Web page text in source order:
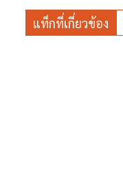
แท็กที่เกี่ยวข้อง